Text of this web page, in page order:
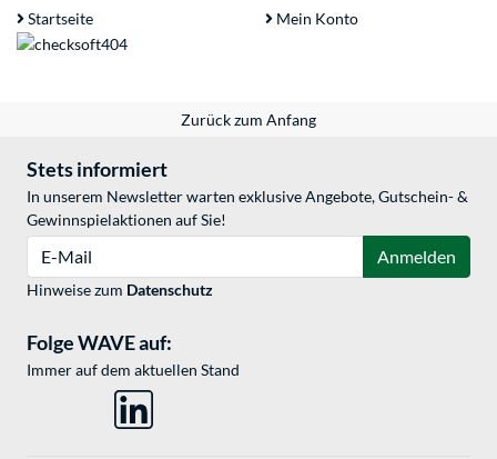
Startseite Mein Konto
Zurück zum Anfang
Stets informiert
In unserem Newsletter warten exklusive Angebote, Gutschein- &
Gewinnspielaktionen auf Sie!
Anmelden
Hinweise zum Datenschutz
Folge WAVE auf:
Immer auf dem aktuellen Stand